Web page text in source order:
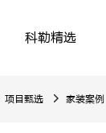
科勒精选
项目甄选 家装案例